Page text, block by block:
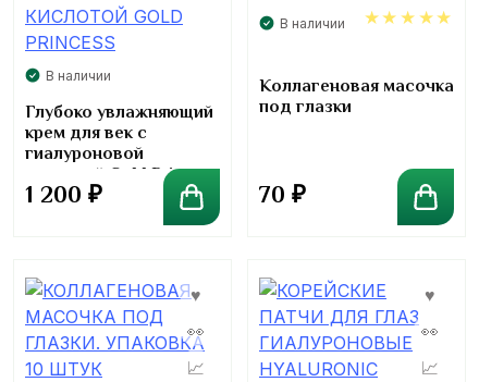
В наличии
Глубоко увлажняющий
крем для век с
гиалуроновой
кислотой Gold Princess
1 200 ₽
В наличии
Коллагеновая масочка
под глазки
70 ₽